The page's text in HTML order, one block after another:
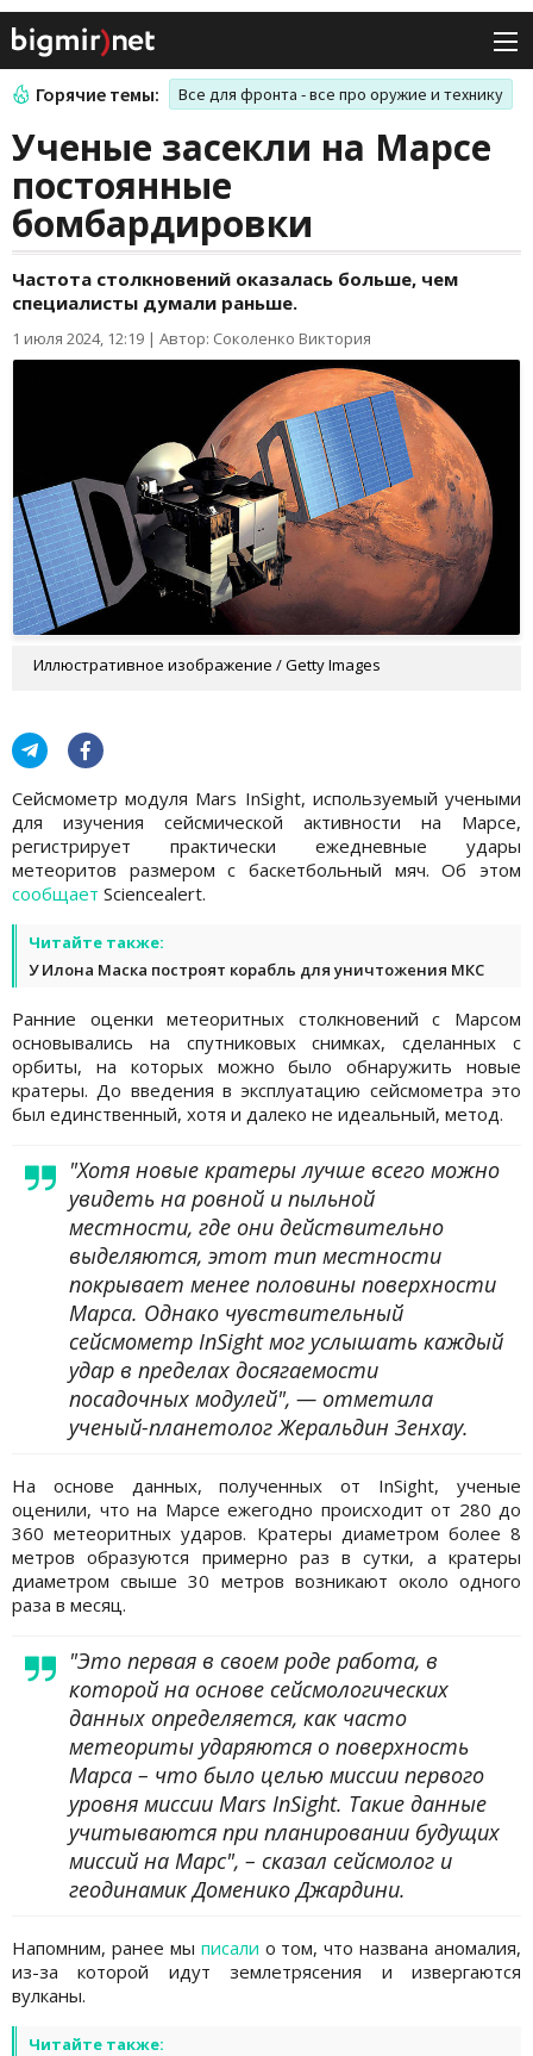
Горячие темы: Все для фронта - все про оружие и технику
Ученые засекли на Марсе
постоянные
бомбардировки
Частота столкновений оказалась больше, чем
специалисты думали раньше.
1 июля 2024, 12:19 | Автор: Соколенко Виктория
Иллюстративное изображение / Getty Images
Сейсмометр модуля Mars InSight, используемый учеными
для изучения сейсмической активности на Марсе,
регистрирует практически ежедневные удары
метеоритов размером с баскетбольный мяч. Об этом
сообщает Sciencealert.
Читайте также:
У Илона Маска построят корабль для уничтожения МКС
Ранние оценки метеоритных столкновений с Марсом
основывались на спутниковых снимках, сделанных с
орбиты, на которых можно было обнаружить новые
кратеры. До введения в эксплуатацию сейсмометра это
был единственный, хотя и далеко не идеальный, метод.
"Хотя новые кратеры лучше всего можно
увидеть на ровной и пыльной
местности, где они действительно
выделяются, этот тип местности
покрывает менее половины поверхности
Марса. Однако чувствительный
сейсмометр InSight мог услышать каждый
удар в пределах досягаемости
посадочных модулей", — отметила
ученый-планетолог Жеральдин Зенхау.
На основе данных, полученных от InSight, ученые
оценили, что на Марсе ежегодно происходит от 280 до
360 метеоритных ударов. Кратеры диаметром более 8
метров образуются примерно раз в сутки, а кратеры
диаметром свыше 30 метров возникают около одного
раза в месяц.
"Это первая в своем роде работа, в
которой на основе сейсмологических
данных определяется, как часто
метеориты ударяются о поверхность
Марса – что было целью миссии первого
уровня миссии Mars InSight. Такие данные
учитываются при планировании будущих
миссий на Марс", – сказал сейсмолог и
геодинамик Доменико Джардини.
Напомним, ранее мы писали о том, что названа аномалия,
из-за которой идут землетрясения и извергаются
вулканы.
Читайте также: